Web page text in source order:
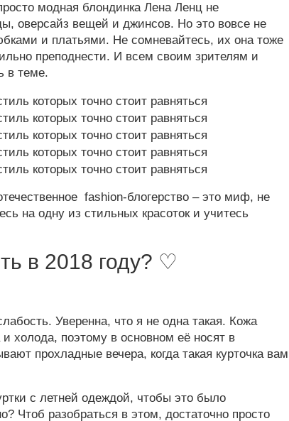
модная блондинка Лена Ленц не
оверсайз вещей и джинсов. Но это вовсе не
и платьями. Не сомневайтесь, их она тоже
преподнести. И всем своим зрителям и
в теме.
fashion-блогерство – это миф, не
на одну из стильных красоток и учитесь
в 2018 году? ♡
Уверенна, что я не одна такая. Кожа
холода, поэтому в основном её носят в
прохладные вечера, когда такая курточка вам
с летней одеждой, чтобы это было
Чтоб разобраться в этом, достаточно просто